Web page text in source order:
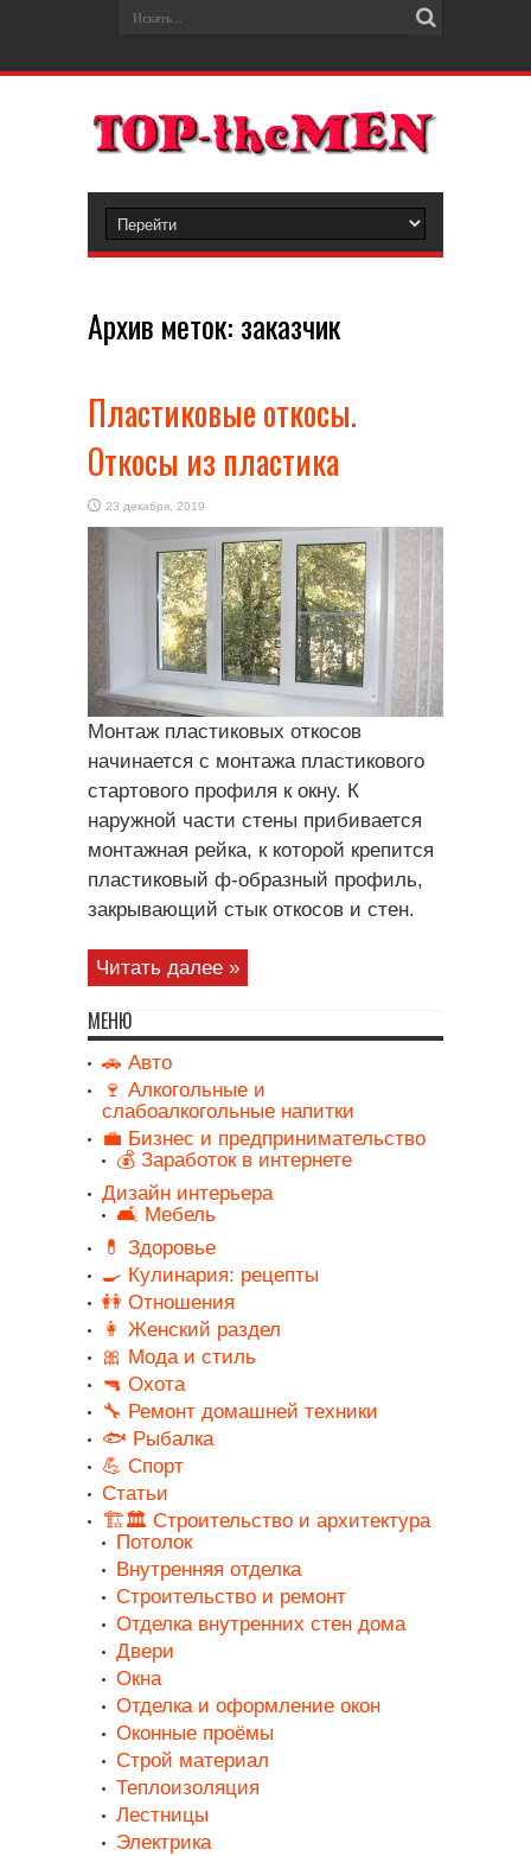
Архив меток: заказчик
Пластиковые откосы.
Откосы из пластика
23 декабря, 2019
Монтаж пластиковых откосов
начинается с монтажа пластикового
стартового профиля к окну. К
наружной части стены прибивается
монтажная рейка, к которой крепится
пластиковый ф-образный профиль,
закрывающий стык откосов и стен.
Читать далее »
МЕНЮ
🚗 Авто
🍷 Алкогольные и
слабоалкогольные напитки
💼 Бизнес и предпринимательство
💰 Заработок в интернете
Дизайн интерьера
🛋️ Мебель
💊 Здоровье
🍳 Кулинария: рецепты
👭 Отношения
👩 Женский раздел
🎀 Мода и стиль
🔫 Охота
🔧 Ремонт домашней техники
🐟 Рыбалка
💪 Спорт
Статьи
🏗️🏛️ Строительство и архитектура
Потолок
Внутренняя отделка
Строительство и ремонт
Отделка внутренних стен дома
Двери
Окна
Отделка и оформление окон
Оконные проёмы
Строй материал
Теплоизоляция
Лестницы
Электрика